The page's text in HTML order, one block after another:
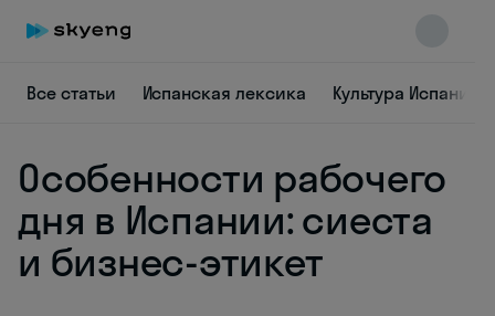
Все статьи Испанская лексика Культура Испании
Особенности рабочего
дня в Испании: сиеста
и бизнес-этикет